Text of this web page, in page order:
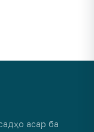
асар ба